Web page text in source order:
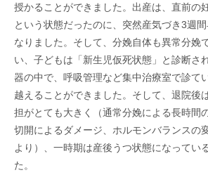
授かることができました。出産は、直前の
という状態だったのに、突然産気づき3週
なりました。そして、分娩自体も異常分娩
い、子どもは「新生児仮死状態」と診断さ
器の中で、呼吸管理など集中治療室で診て
越えることができました。そして、退院後
担がとても大きく（通常分娩による長時間
切開によるダメージ、ホルモンバランスの
より）、一時期は産後うつ状態になってい
た。